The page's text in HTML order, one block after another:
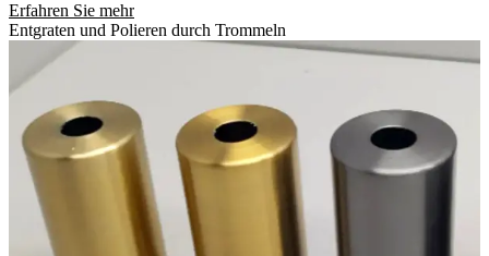
Erfahren Sie mehr
Entgraten und Polieren durch Trommeln